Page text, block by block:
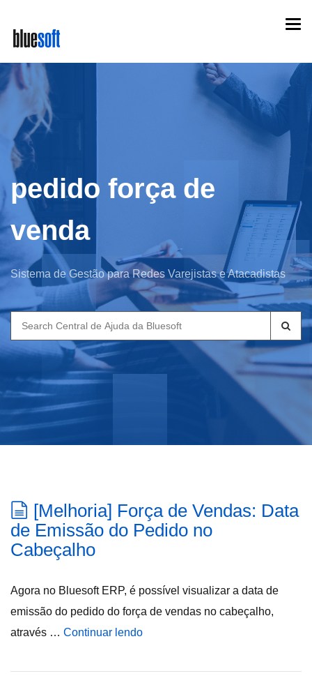
main
content
pedido força de
venda
Sistema de Gestão para Redes Varejistas e Atacadistas
Search
for:
[Melhoria] Força de Vendas: Data
de Emissão do Pedido no
Cabeçalho
Agora no Bluesoft ERP, é possível visualizar a data de
emissão do pedido do força de vendas no cabeçalho,
através … Continuar lendo